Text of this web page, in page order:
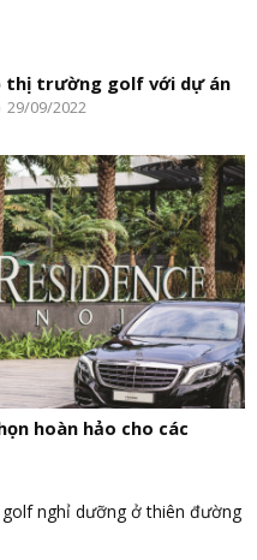
thị trường golf với dự án
29/09/2022
hoàn hảo cho các